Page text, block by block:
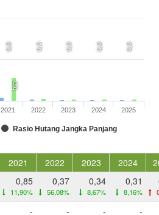
0,0 0,0 0,0 0,0 0,0
5,5
Rasio Hutang Jangka Panjang
2021 2022 2023 2024 2025
2021 2022 2023 2024
0,85
11,90%
0,37
56,08%
0,34
8,67%
0,31
8,16%
- - - -